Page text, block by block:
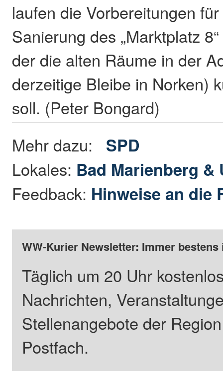
laufen die Vorbereitungen
Sanierung des „Marktplatz
der die alten Räume in der
derzeitige Bleibe in Norken)
soll. (Peter Bongard)
Mehr dazu: SPD
Lokales: Bad Marienberg &
Feedback: Hinweise an die
WW-Kurier Newsletter: Immer
Täglich um 20 Uhr
Nachrichten,
Stellenangebote der
Postfach.